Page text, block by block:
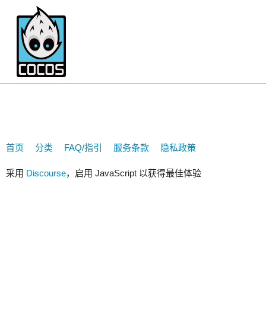
1272140875
首页 分类 FAQ/指引 服务条款 隐私政策
采用 Discourse，启用 JavaScript 以获得最佳体验